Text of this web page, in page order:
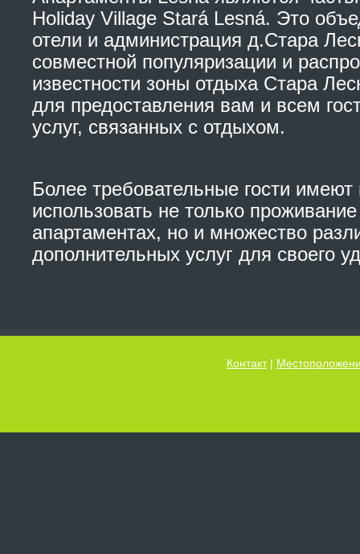
Holiday Village Stará Lesná. Это
отели и администрация д.Стара
совместной популяризации и
известности зоны отдыха Стара
для предоставления вам и всем
услуг, связанных с отдыхом.
Более требовательные гости
использовать не только
апартаментах, но и множество
дополнительных услуг для своего
Контакт|